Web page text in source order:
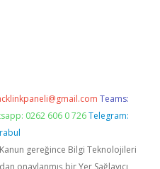
Teams:
0262 606 0 726 Telegram:
Kanun gereğince Bilgi Teknolojileri
onaylanmış bir Yer Sağlayıcı